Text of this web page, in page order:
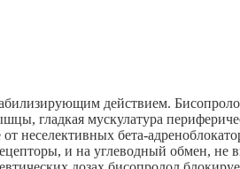
действием.
гладкая мускулатура
неселективных бета-
и на углеводный обмен, не